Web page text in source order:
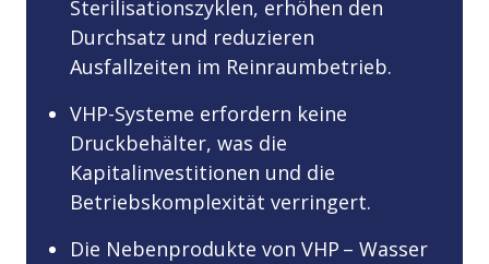
Sterilisationszyklen, erhöhen den
Durchsatz und reduzieren
Ausfallzeiten im Reinraumbetrieb.
VHP-Systeme erfordern keine
Druckbehälter, was die
Kapitalinvestitionen und die
Betriebskomplexität verringert.
Die Nebenprodukte von VHP – Wasser